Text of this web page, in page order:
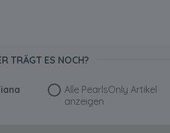
TRÄGT ES NOCH?
Alle PearlsOnly Artikel
anzeigen